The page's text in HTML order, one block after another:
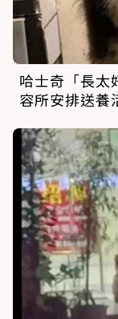
哈士奇「長太
容所安排送養